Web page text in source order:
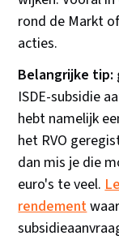
rond de Markt
acties.
Belangrijke tip:
ISDE-subsidie
hebt namelijk
het RVO
dan mis je die
euro's te veel.
rendement